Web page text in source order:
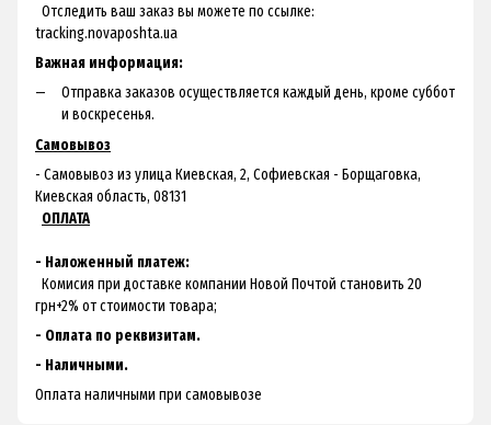
Отследить ваш заказ вы можете по ссылке:
tracking.novaposhta.ua
Важная информация:
Отправка заказов осуществляется каждый день, кроме суббот
и воскресенья.
Самовывоз
- Самовывоз из улица Киевская, 2, Софиевская - Борщаговка,
Киевская область, 08131
ОПЛАТА
- Наложенный платеж:
Комисия при доставке компании Новой Почтой становить 20
грн+2% от стоимости товара;
- Оплата по реквизитам.
- Наличными.
Оплата наличными при самовывозе